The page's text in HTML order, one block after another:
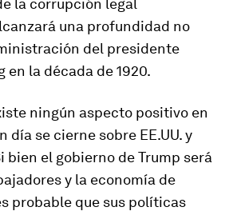
la corrupción legal
una profundidad no
del presidente
en la década de 1920.
ningún aspecto positivo en
día se cierne sobre EE.UU. y
bien el gobierno de Trump será
y la economía de
probable que sus políticas